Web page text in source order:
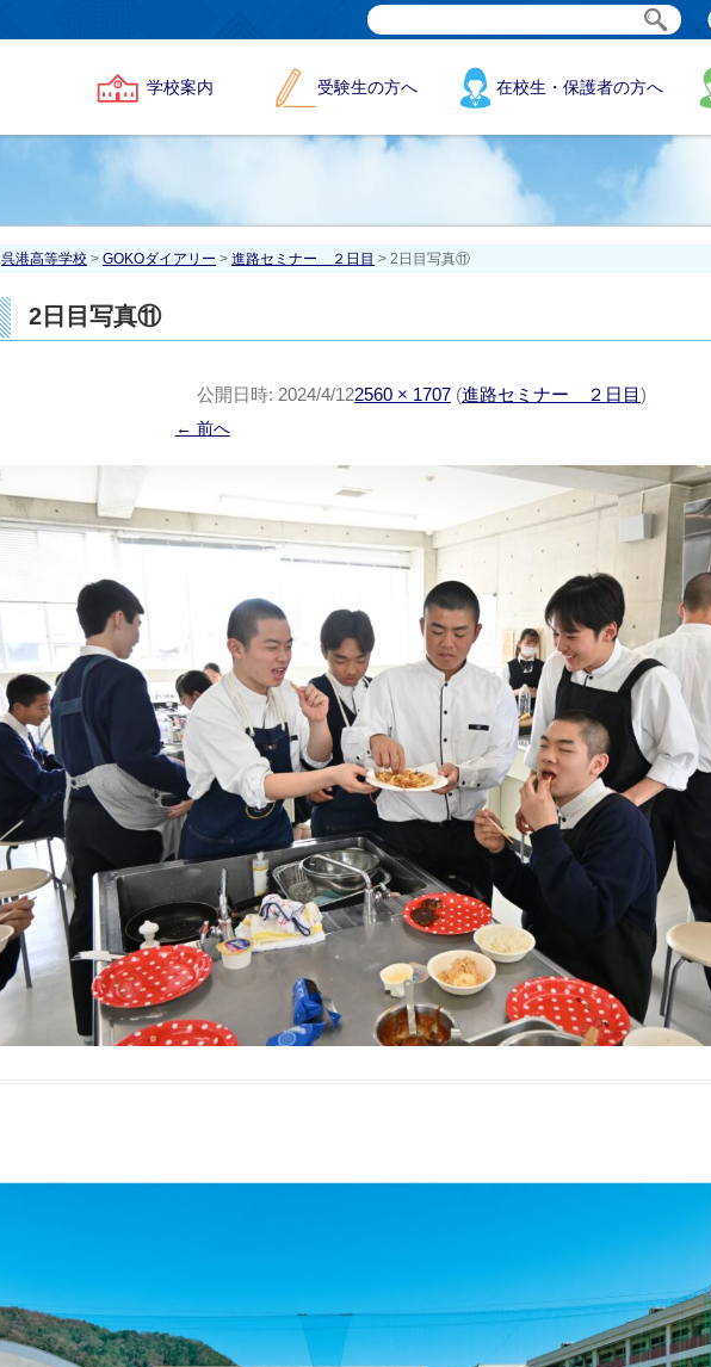
在校生・保護者の方へ
受験生の方へ
学校案内
呉港高等学校 > GOKOダイアリー > 進路セミナー ２日目 > 2日目写真⑪
2日目写真⑪
公開日時: 2024/4/122560 × 1707 (進路セミナー ２日目 )
← 前へ